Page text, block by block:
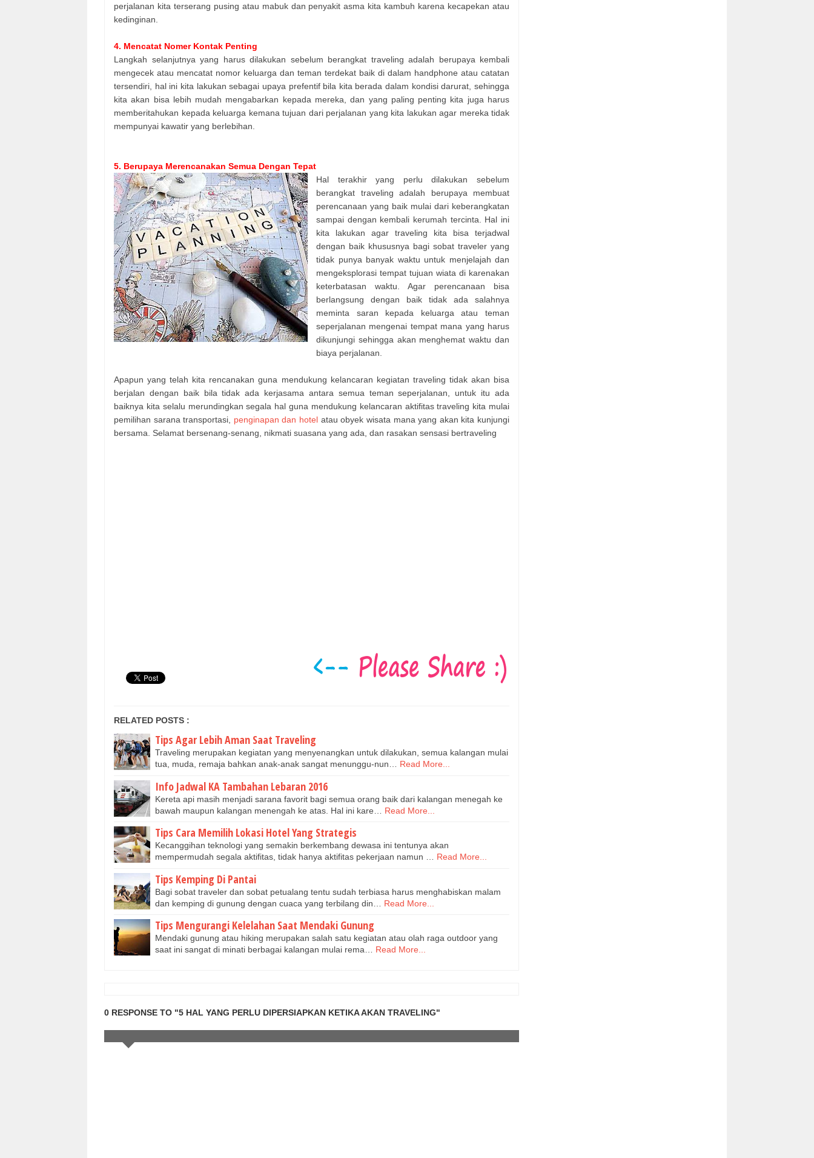
perjalanan kita terserang pusing atau mabuk dan penyakit asma kita kambuh karena kecapekan atau
kedinginan.
4. Mencatat Nomer Kontak Penting
Langkah selanjutnya yang harus dilakukan sebelum berangkat traveling adalah berupaya kembali
mengecek atau mencatat nomor keluarga dan teman terdekat baik di dalam handphone atau catatan
tersendiri, hal ini kita lakukan sebagai upaya prefentif bila kita berada dalam kondisi darurat, sehingga
kita akan bisa lebih mudah mengabarkan kepada mereka, dan yang paling penting kita juga harus
memberitahukan kepada keluarga kemana tujuan dari perjalanan yang kita lakukan agar mereka tidak
mempunyai kawatir yang berlebihan.
5. Berupaya Merencanakan Semua Dengan Tepat
Hal terakhir yang perlu dilakukan sebelum
berangkat traveling adalah berupaya membuat
perencanaan yang baik mulai dari keberangkatan
sampai dengan kembali kerumah tercinta. Hal ini
kita lakukan agar traveling kita bisa terjadwal
dengan baik khususnya bagi sobat traveler yang
tidak punya banyak waktu untuk menjelajah dan
mengeksplorasi tempat tujuan wiata di karenakan
keterbatasan waktu. Agar perencanaan bisa
berlangsung dengan baik tidak ada salahnya
meminta saran kepada keluarga atau teman
seperjalanan mengenai tempat mana yang harus
dikunjungi sehingga akan menghemat waktu dan
biaya perjalanan.
Apapun yang telah kita rencanakan guna mendukung kelancaran kegiatan traveling tidak akan bisa
berjalan dengan baik bila tidak ada kerjasama antara semua teman seperjalanan, untuk itu ada
baiknya kita selalu merundingkan segala hal guna mendukung kelancaran aktifitas traveling kita mulai
pemilihan sarana transportasi, penginapan dan hotel atau obyek wisata mana yang akan kita kunjungi
bersama. Selamat bersenang-senang, nikmati suasana yang ada, dan rasakan sensasi bertraveling
RELATED POSTS :
Tips Agar Lebih Aman Saat Traveling
Traveling merupakan kegiatan yang menyenangkan untuk dilakukan, semua kalangan mulai
tua, muda, remaja bahkan anak-anak sangat menunggu-nun…
Read More...
Info Jadwal KA Tambahan Lebaran 2016
Kereta api masih menjadi sarana favorit bagi semua orang baik dari kalangan menegah ke
bawah maupun kalangan menengah ke atas. Hal ini kare…
Read More...
Tips Cara Memilih Lokasi Hotel Yang Strategis
Kecanggihan teknologi yang semakin berkembang dewasa ini tentunya akan
mempermudah segala aktifitas, tidak hanya aktifitas pekerjaan namun …
Read More...
Tips Kemping Di Pantai
Bagi sobat traveler dan sobat petualang tentu sudah terbiasa harus menghabiskan malam
dan kemping di gunung dengan cuaca yang terbilang din…
Read More...
Tips Mengurangi Kelelahan Saat Mendaki Gunung
Mendaki gunung atau hiking merupakan salah satu kegiatan atau olah raga outdoor yang
saat ini sangat di minati berbagai kalangan mulai rema…
Read More...
0 RESPONSE TO "5 HAL YANG PERLU DIPERSIAPKAN KETIKA AKAN TRAVELING"